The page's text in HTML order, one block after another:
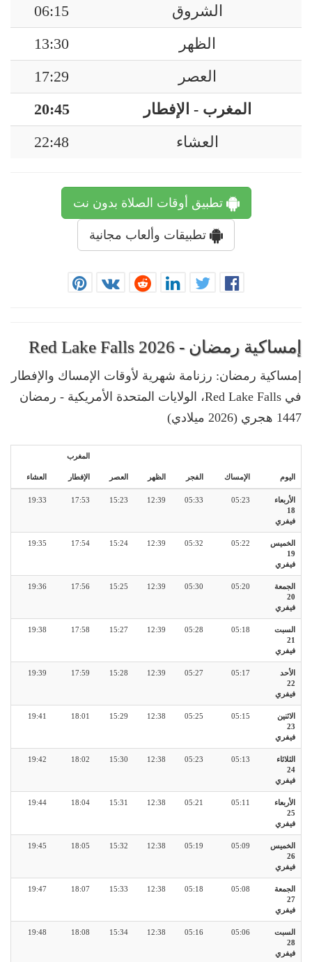
الشروق
06:15
الظهر
13:30
العصر
17:29
المغرب - الإفطار
20:45
العشاء
22:48
تطبيق أوقات الصلاة بدون نت
تطبيقات وألعاب مجانية
إمساكية رمضان - Red Lake Falls 2026
إمساكية رمضان: رزنامة شهرية لأوقات الإمساك والإفطار
في Red Lake Falls، الولايات المتحدة الأمريكية - رمضان
1447 هجري (2026 ميلادي)
اليوم الإمساك الفجر الظهر العصر
المغرب
الإفطار العشاء
الأربعاء
18
فيفري
05:23
05:33
12:39
15:23
17:53
19:33
الخميس
19
فيفري
05:22
05:32
12:39
15:24
17:54
19:35
الجمعة
20
فيفري
05:20
05:30
12:39
15:25
17:56
19:36
السبت
21
فيفري
05:18
05:28
12:39
15:27
17:58
19:38
الأحد
22
فيفري
05:17
05:27
12:39
15:28
17:59
19:39
الاثنين
23
فيفري
05:15
05:25
12:38
15:29
18:01
19:41
الثلاثاء
24
فيفري
05:13
05:23
12:38
15:30
18:02
19:42
الأربعاء
25
فيفري
05:11
05:21
12:38
15:31
18:04
19:44
الخميس
26
فيفري
05:09
05:19
12:38
15:32
18:05
19:45
الجمعة
27
فيفري
05:08
05:18
12:38
15:33
18:07
19:47
السبت
28
فيفري
05:06
05:16
12:38
15:34
18:08
19:48